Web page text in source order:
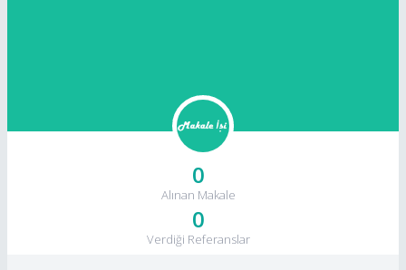
0
Alınan Makale
0
Verdiği Referanslar